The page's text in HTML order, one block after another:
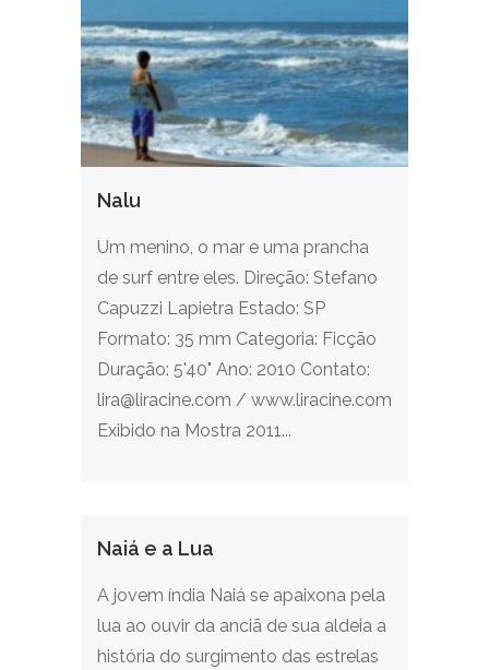
Nalu
Um menino, o mar e uma prancha
de surf entre eles. Direção: Stefano
Capuzzi Lapietra Estado: SP
Formato: 35 mm Categoria: Ficção
Duração: 5'40" Ano: 2010 Contato:
lira@liracine.com / www.liracine.com
Exibido na Mostra 2011...
Naiá e a Lua
A jovem índia Naiá se apaixona pela
lua ao ouvir da anciã de sua aldeia a
história do surgimento das estrelas